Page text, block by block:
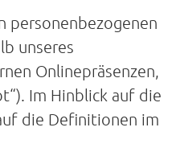
personenbezogenen
unseres
Onlinepräsenzen,
Im Hinblick auf die
die Definitionen im